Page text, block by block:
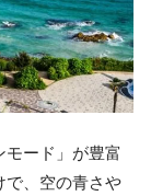
モード」が豊富
で、空の青さや